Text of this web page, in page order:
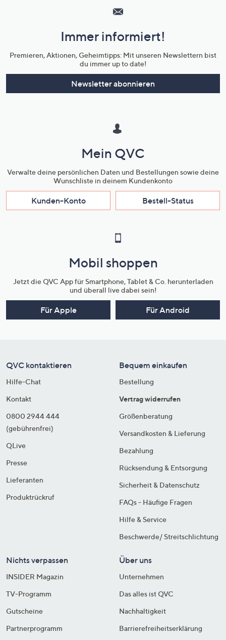
Unternehmensinformationen
Immer informiert!
Premieren, Aktionen, Geheimtipps: Mit unseren Newslettern bist
du immer up to date!
Newsletter abonnieren
Mein QVC
Verwalte deine persönlichen Daten und Bestellungen sowie deine
Wunschliste in deinem Kundenkonto
Kunden-Konto Bestell-Status
Mobil shoppen
Jetzt die QVC App für Smartphone, Tablet & Co. herunterladen
und überall live dabei sein!
Für Apple Für Android
QVC kontaktieren
Hilfe-Chat
Kontakt
0800 2944 444
(gebührenfrei)
QLive
Presse
Lieferanten
Produktrückruf
Bequem einkaufen
Bestellung
Vertrag widerrufen
Größenberatung
Versandkosten & Lieferung
Bezahlung
Rücksendung & Entsorgung
Sicherheit & Datenschutz
FAQs - Häufige Fragen
Hilfe & Service
Beschwerde/ Streitschlichtung
Nichts verpassen
INSIDER Magazin
TV-Programm
Gutscheine
Partnerprogramm
Über uns
Unternehmen
Das alles ist QVC
Nachhaltigkeit
Barrierefreiheitserklärung